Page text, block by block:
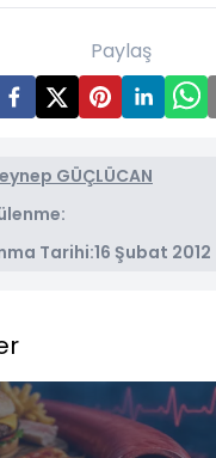
Paylaş
GÜÇLÜCAN
Tarihi:16 Şubat 2012